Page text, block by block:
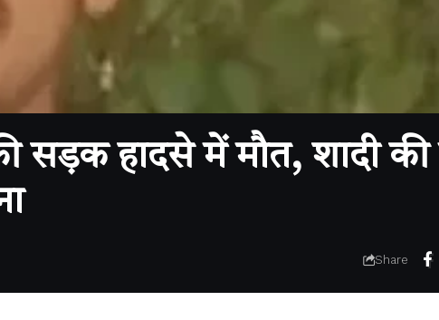
सड़क हादसे में मौत, शादी
Share